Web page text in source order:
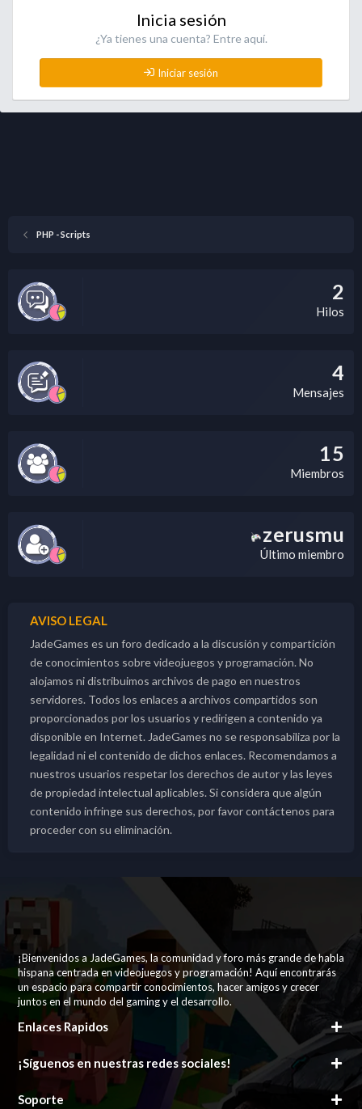
Inicia sesión
¿Ya tienes una cuenta? Entre aquí.
Iniciar sesión
PHP - Scripts
2
Hilos
4
Mensajes
15
Miembros
zerusmu
Último miembro
AVISO LEGAL
JadeGames es un foro dedicado a la discusión y compartición
de conocimientos sobre videojuegos y programación. No
alojamos ni distribuimos archivos de pago en nuestros
servidores. Todos los enlaces a archivos compartidos son
proporcionados por los usuarios y redirigen a contenido ya
disponible en Internet. JadeGames no se responsabiliza por la
legalidad ni el contenido de dichos enlaces. Recomendamos a
nuestros usuarios respetar los derechos de autor y las leyes
de propiedad intelectual aplicables. Si considera que algún
contenido infringe sus derechos, por favor contáctenos para
proceder con su eliminación.
¡Bienvenidos a JadeGames, la comunidad y foro más grande de habla
hispana centrada en videojuegos y programación! Aquí encontrarás
un espacio para compartir conocimientos, hacer amigos y crecer
juntos en el mundo del gaming y el desarrollo.
Enlaces Rapidos
¡Síguenos en nuestras redes sociales!
Soporte